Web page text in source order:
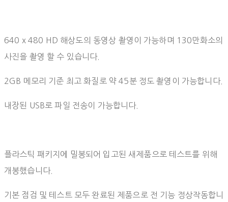
640 x 480 HD 해상도의 동영상 촬영이 가능하며 130만화소의
사진을 촬영 할 수 있습니다.
2GB 메모리 기준 최고 화질로 약 45분 정도 촬영이 가능합니다.
내장된 USB로 파일 전송이 가능합니다.
플라스틱 패키지에 밀봉되어 입고된 새제품으로 테스트를 위해
개봉했습니다.
기본 점검 및 테스트 모두 완료된 제품으로 전 기능 정상작동합니